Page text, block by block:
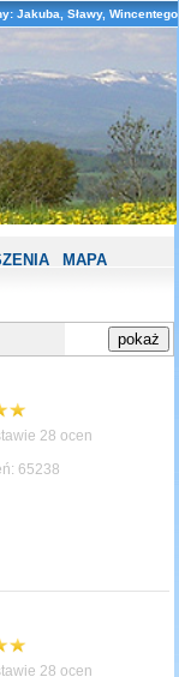
Jakuba, Sławy, Wincentego
MAPA
28 ocen
65238
28 ocen